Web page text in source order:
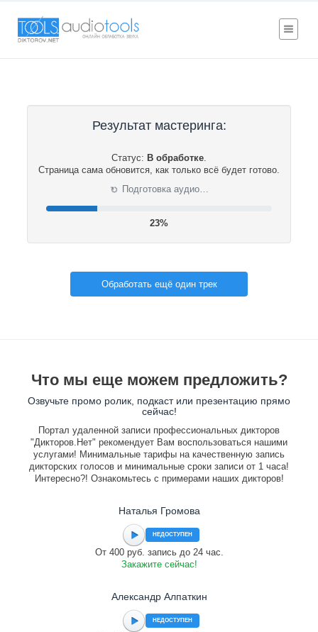
Результат мастеринга:
Статус: В обработке.
Страница сама обновится, как только всё будет готово.
Нормализация громкости…
23%
Обработать ещё один трек
Что мы еще можем предложить?
Озвучьте промо ролик, подкаст или презентацию прямо
сейчас!
Портал удаленной записи профессиональных дикторов
"Дикторов.Нет" рекомендует Вам воспользоваться нашими
услугами! Минимальные тарифы на качественную запись
дикторских голосов и минимальные сроки записи от 1 часа!
Интересно?! Ознакомьтесь с примерами наших дикторов!
Наталья Громова
НЕДОСТУПЕН
От 400 руб. запись до 24 час.
Закажите сейчас!
Александр Алпаткин
НЕДОСТУПЕН